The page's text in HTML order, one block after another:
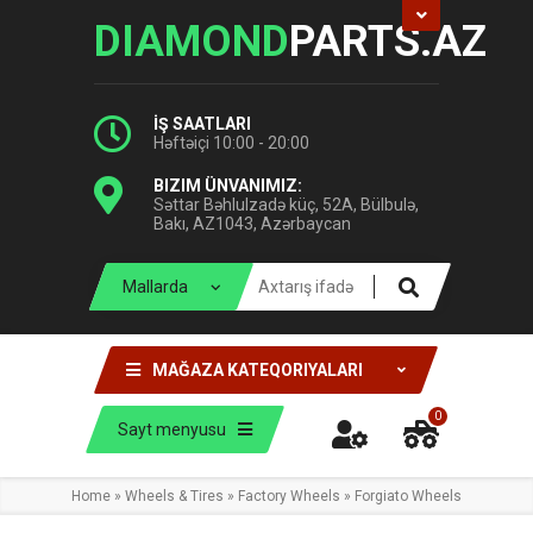
DIAMONDPARTS.AZ
İŞ SAATLARI
Həftəiçi 10:00 - 20:00
BIZIM ÜNVANIMIZ:
Səttar Bəhlulzadə küç, 52A, Bülbulə,
Bakı, AZ1043, Azərbaycan
MAĞAZA KATEQORIYALARI
Sayt menyusu
0
Home » Wheels & Tires » Factory Wheels » Forgiato Wheels